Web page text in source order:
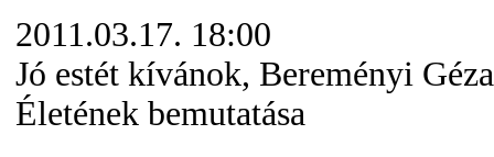
2011.03.17. 18:00
Jó estét kívánok, Bereményi
Életének bemutatása